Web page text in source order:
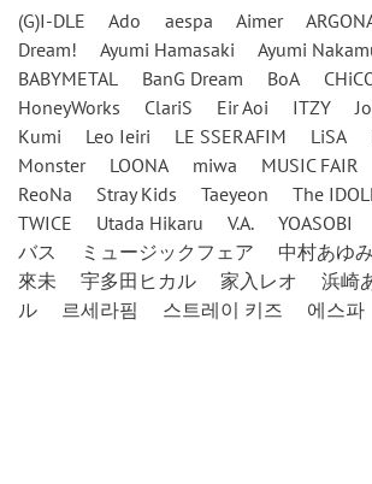
(G)I-DLE Ado aespa Aimer
Dream!
Ayumi Hamasaki
Ayumi
BABYMETAL
BanG Dream BoA
HoneyWorks
ClariS Eir Aoi ITZY
Kumi
Leo Ieiri LE SSERAFIM LiSA
Monster
LOONA miwa MUSIC FAIR
ReoNa
Stray Kids Taeyeon
The
TWICE
Utada Hikaru V.A. YOASOBI
バス
ミュージックフェア 中村あゆみ
來未
宇多田ヒカル 家入レオ 浜崎
ル
르세라핌 스트레이 키즈 에스파